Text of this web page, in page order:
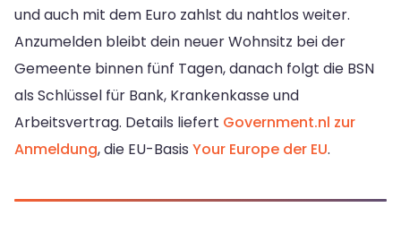
und auch mit dem Euro zahlst du nahtlos weiter.
Anzumelden bleibt dein neuer Wohnsitz bei der
Gemeente binnen fünf Tagen, danach folgt die BSN
als Schlüssel für Bank, Krankenkasse und
Arbeitsvertrag. Details liefert Government.nl zur
Anmeldung, die EU-Basis Your Europe der EU.